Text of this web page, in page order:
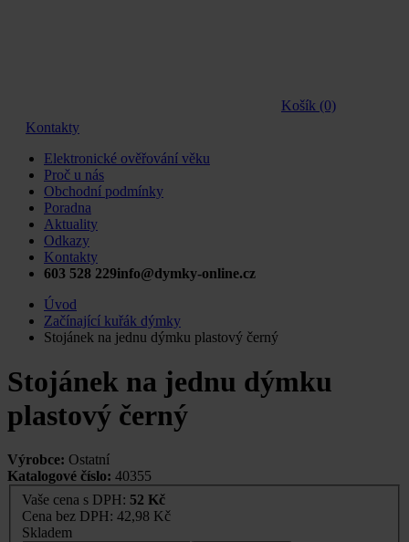
Košík (0)
Kontakty
Elektronické ověřování věku
Proč u nás
Obchodní podmínky
Poradna
Aktuality
Odkazy
Kontakty
603 528 229info@dymky-online.cz
Úvod
Začínající kuřák dýmky
Stojánek na jednu dýmku plastový černý
Stojánek na jednu dýmku
plastový černý
Výrobce: Ostatní
Katalogové číslo: 40355
Vaše cena s DPH: 52 Kč
Cena bez DPH: 42,98 Kč
Skladem